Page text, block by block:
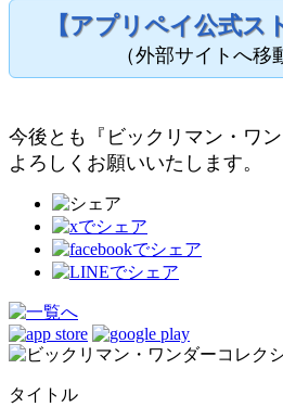
【アプリペイ公式ス
（外部サイトへ移
今後とも『ビックリマン・ワ
よろしくお願いいたします。
タイトル